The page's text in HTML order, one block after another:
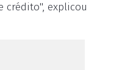
crédito", explicou